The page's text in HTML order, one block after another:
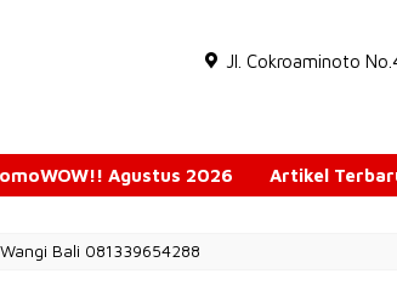
Jl. Cokroaminoto
Agustus 2026 Artikel
Bali 081339654288